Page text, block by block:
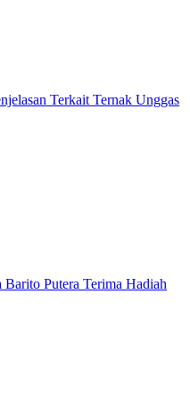
Terkait Ternak Unggas
Putera Terima Hadiah